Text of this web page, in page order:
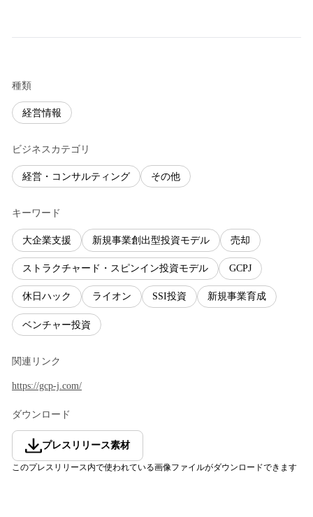
種類
経営情報
ビジネスカテゴリ
経営・コンサルティング その他
キーワード
大企業支援 新規事業創出型投資モデル 売却
ストラクチャード・スピンイン投資モデル GCPJ
休日ハック ライオン SSI投資 新規事業育成
ベンチャー投資
関連リンク
https://gcp-j.com/
ダウンロード
プレスリリース素材
このプレスリリース内で使われている画像ファイルがダウンロードできます